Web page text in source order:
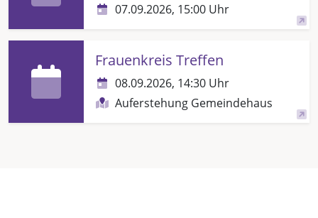
07.09.2026, 15:00 Uhr
Frauenkreis Treffen
08.09.2026, 14:30 Uhr
Auferstehung Gemeindehaus